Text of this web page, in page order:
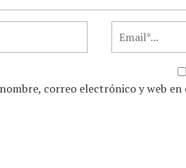
correo electrónico y web